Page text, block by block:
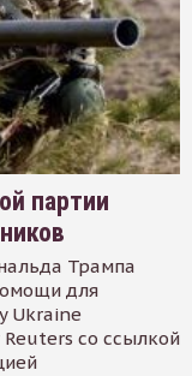
партии
Трампа
для
Ukraine
со ссылкой